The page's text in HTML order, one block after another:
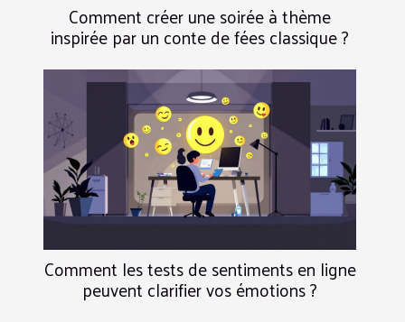
Comment créer une soirée à thème
inspirée par un conte de fées classique ?
Comment les tests de sentiments en ligne
peuvent clarifier vos émotions ?